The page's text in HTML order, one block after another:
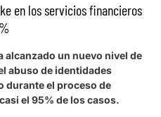
en los servicios financieros
alcanzado un nuevo nivel de
abuso de identidades
durante el proceso de
el 95% de los casos.